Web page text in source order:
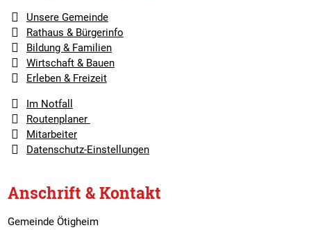
Unsere Gemeinde
Rathaus & Bürgerinfo
Bildung & Familien
Wirtschaft & Bauen
Erleben & Freizeit
Im Notfall
Routenplaner
Mitarbeiter
Datenschutz-Einstellungen
Anschrift & Kontakt
Gemeinde Ötigheim